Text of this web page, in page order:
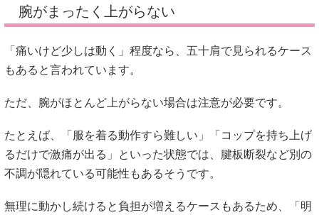
腕がまったく上がらない
「痛いけど少しは動く」程度なら、五十肩で見られるケース
もあると言われています。
ただ、腕がほとんど上がらない場合は注意が必要です。
たとえば、「服を着る動作すら難しい」「コップを持ち上げ
るだけで激痛が出る」といった状態では、腱板断裂など別の
不調が隠れている可能性もあるそうです。
無理に動かし続けると負担が増えるケースもあるため、「明